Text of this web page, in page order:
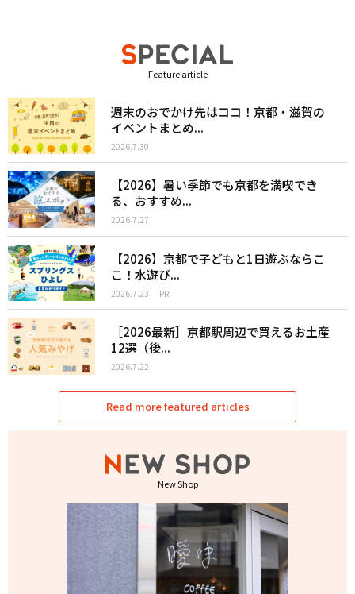
Feature article
週末のおでかけ先はココ！京都・滋賀の
イベントまとめ...
2026.7.30
【2026】暑い季節でも京都を満喫でき
る、おすすめ...
2026.7.27
【2026】京都で子どもと1日遊ぶならこ
こ！水遊び...
2026.7.23 PR
［2026最新］京都駅周辺で買えるお土産
12選（後...
2026.7.22
Read more featured articles
New Shop